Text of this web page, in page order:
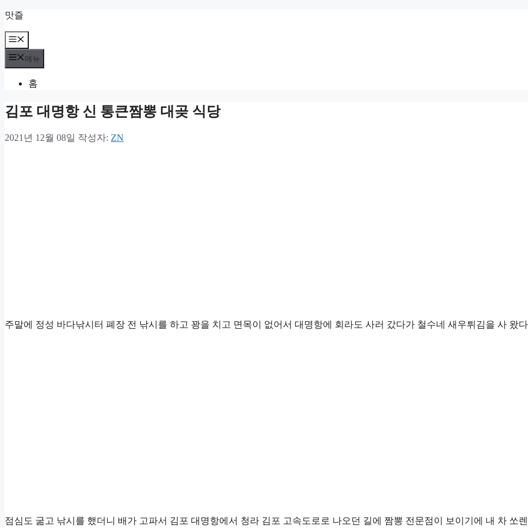
컨
츠
로
맛즐
메
뉴
메뉴
홈
김포 대명항 신 통큰짬뽕 대곶 식당
2021년 12월 08일 작성자: ZN
주말에 정성 바다낚시터 폐장 전 낚시를 하고 꽝을 치고 면목이 없어서 대명항에 회라도 사러 갔다가 철수네 새우튀김을 사 왔
점심도 굶고 낚시를 했더니 배가 고파서 김포 대명항에서 청라 김포 고속도로로 나오던 길에 짬뽕 전문점이 보이기에 내 차 쏘